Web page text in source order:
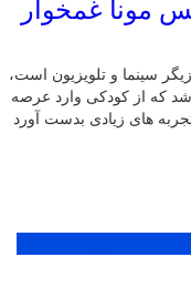
مونا غمخوار
۱۳۶۶ در تهران، بازیگر سینما و تلویزیون است،
که از کودکی وارد عرصه
تجربه های زیادی بدست آورد